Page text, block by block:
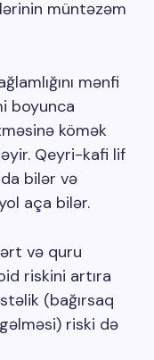
müntəzəm
mənfi
boyunca
kömək
Qeyri-kafi lif
bilər və
aça bilər.
və quru
riskini artıra
(bağırsaq
riski də